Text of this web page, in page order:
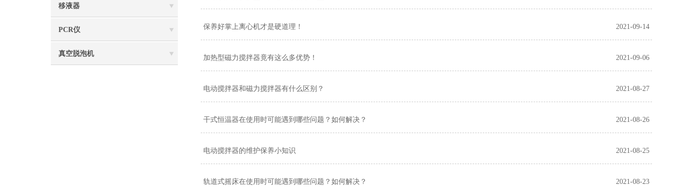
移液器
PCR仪
真空脱泡机
保养好掌上离心机才是硬道理！ 2021-09-14
加热型磁力搅拌器竟有这么多优势！ 2021-09-06
电动搅拌器和磁力搅拌器有什么区别？ 2021-08-27
干式恒温器在使用时可能遇到哪些问题？如何解决？ 2021-08-26
电动搅拌器的维护保养小知识 2021-08-25
轨道式摇床在使用时可能遇到哪些问题？如何解决？ 2021-08-23